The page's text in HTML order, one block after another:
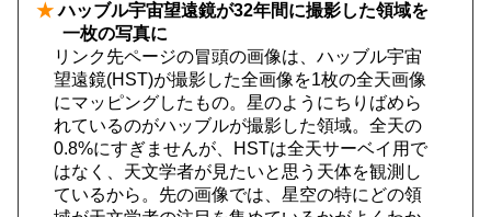
★ハッブル宇宙望遠鏡が32年間に撮影した領域を
一枚の写真に
リンク先ページの冒頭の画像は、ハッブル宇宙
望遠鏡(HST)が撮影した全画像を1枚の全天画像
にマッピングしたもの。星のようにちりばめら
れているのがハッブルが撮影した領域。全天の
0.8%にすぎませんが、HSTは全天サーベイ用で
はなく、天文学者が見たいと思う天体を観測し
ているから。先の画像では、星空の特にどの領